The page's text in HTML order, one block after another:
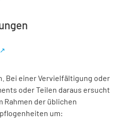
Bei einer Vervielfältigung oder
oder Teilen daraus ersucht
Rahmen der üblichen
um: